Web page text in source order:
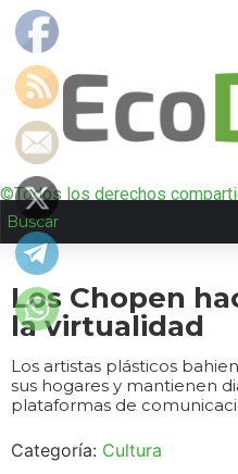
©Todos los derechos
Los Chopen
la virtualidad
Los artistas plásticos
sus hogares y mantienen
plataformas de
Categoría: Cultura